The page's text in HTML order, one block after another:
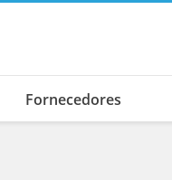
Fornecedores